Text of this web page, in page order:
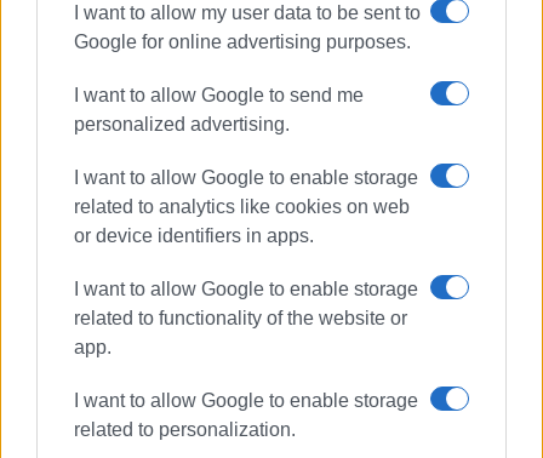
I want to allow my user data to be sent to
Google for online advertising purposes.
I want to allow Google to send me
personalized advertising.
I want to allow Google to enable storage
related to analytics like cookies on web
or device identifiers in apps.
I want to allow Google to enable storage
related to functionality of the website or
app.
I want to allow Google to enable storage
related to personalization.
Ταξίαρχος και Αστυνομικός Διευθυντής κ. Σκολαρίκης,
ο Πρόεδρος της Κερκυραϊκής Ένωσης Αθηνών κ.
του Δ.Σ. της Φιλαρμονικής Γαστουρίου, μεταξύ άλλων
εκπροσώπων των τοπικών αρχών και φορέων.
Για το Δ.Σ.
Η Πρόεδρος
Έλενα Πουλημένου
Ακολουθήστε το enimerosi στο